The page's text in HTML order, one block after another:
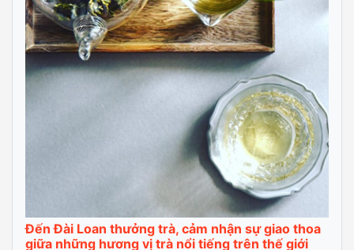
Đến Đài Loan thưởng trà, cảm nhận sự giao thoa
giữa những hương vị trà nổi tiếng trên thế giới